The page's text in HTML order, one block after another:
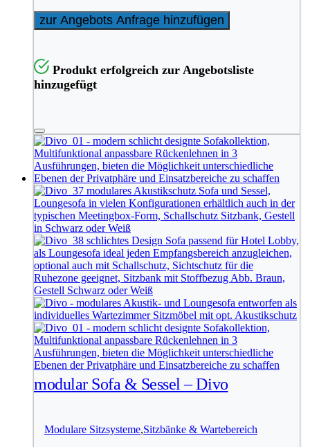
zur Angebots Anfrage hinzufügen
Produkt erfolgreich zur Angebotsliste
hinzugefügt
modular Sofa & Sessel – Divo
Modulare Sitzsysteme,Sitzbänke & Wartebereich